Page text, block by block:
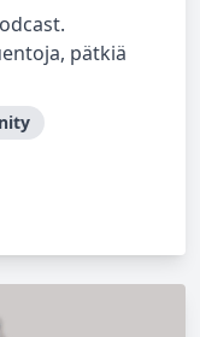
pätkiä